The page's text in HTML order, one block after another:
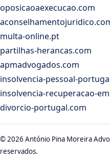
oposicaoaexecucao.com
multa-online.pt
partilhas-herancas.com
apmadvogados.com
insolvencia-pessoal-
insolvencia-recuperacao-
divorcio-portugal.com
© 2026 António Pina Moreira
reservados.